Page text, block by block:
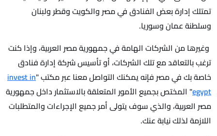
تمتلك إدارة بعض الفنادق في مصر والكويت وقطر ولبنان
وسلطنة عمان وسوريا.
وغيرها من الشركات الهامة في جمهورية مصر العربية، وإذا كنت
ترغب بالتعاقد مع تلك الشركات، أو تأسيس شركة إدارة فنادق
خاصة بك في مصر فإنه يمكنك التواصل معنا عبر مكتب "invest in
egypt" المختص بجميع الأمور المتعلقة بالاستثمار داخل جمهورية
مصر العربية، والذي سوف يتولى أمر جميع الإجراءات والمتطلبات
اللازمة لذلك نيابة عنك.